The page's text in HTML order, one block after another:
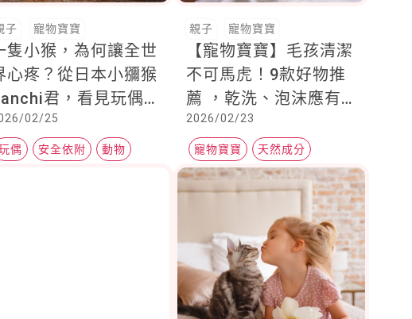
子 寵物寶寶
隻小猴，為何讓全世
心疼？從日本小獼猴
君，看見玩偶
何支撐孩子的情緒發
與安全感
02/25
偶 安全依附 動物
親子 寵物寶寶
【寵物寶寶】毛孩清潔
不可馬虎！9款好物推
薦 ，乾洗、泡沫應有
盡有，就連貓咪腳掌、
毛髮氣味都照顧到了
2026/02/23
寵物寶寶 天然成分
寵物清潔